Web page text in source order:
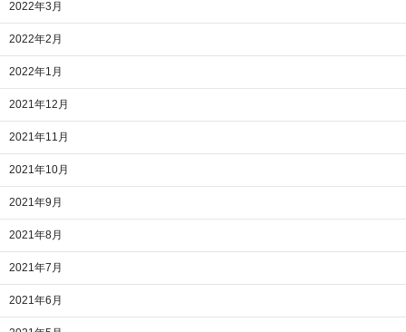
2022年3月
2022年2月
2022年1月
2021年12月
2021年11月
2021年10月
2021年9月
2021年8月
2021年7月
2021年6月